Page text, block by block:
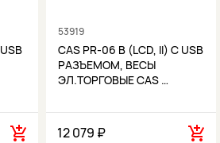
53919
CAS PR-06 B (LCD, II) С USB
РАЗЪЕМОМ, ВЕСЫ
ЭЛ.ТОРГОВЫЕ CAS …
12 079 ₽